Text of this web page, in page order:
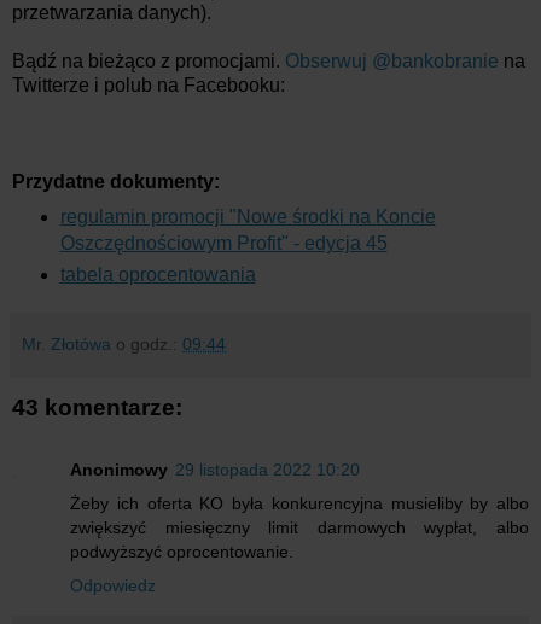
przetwarzania danych).
Bądź na bieżąco z promocjami. Obserwuj @bankobranie na
Twitterze i polub na Facebooku:
Przydatne dokumenty:
regulamin promocji "Nowe środki na Koncie
Oszczędnościowym Profit" - edycja 45
tabela oprocentowania
Mr. Złotówa o godz.: 09:44
43 komentarze:
Anonimowy 29 listopada 2022 10:20
Żeby ich oferta KO była konkurencyjna musieliby by albo
zwiększyć miesięczny limit darmowych wypłat, albo
podwyższyć oprocentowanie.
Odpowiedz